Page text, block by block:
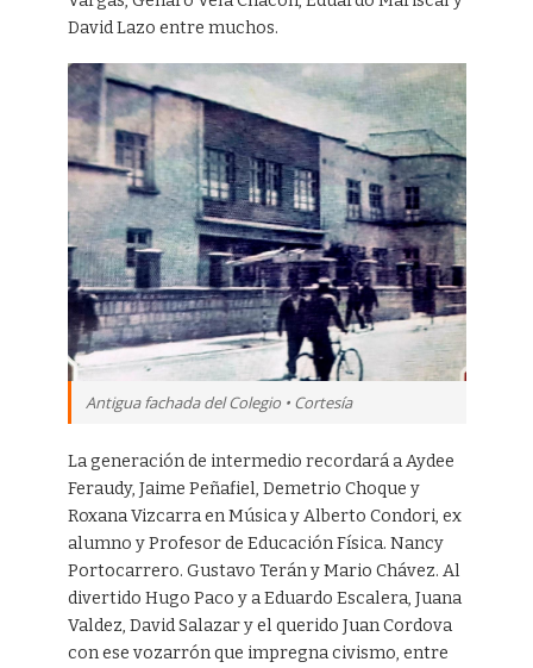
David Lazo entre muchos.
Antigua fachada del Colegio • Cortesía
La generación de intermedio recordará a Aydee
Feraudy, Jaime Peñafiel, Demetrio Choque y
Roxana Vizcarra en Música y Alberto Condori, ex
alumno y Profesor de Educación Física. Nancy
Portocarrero. Gustavo Terán y Mario Chávez. Al
divertido Hugo Paco y a Eduardo Escalera, Juana
Valdez, David Salazar y el querido Juan Cordova
con ese vozarrón que impregna civismo, entre